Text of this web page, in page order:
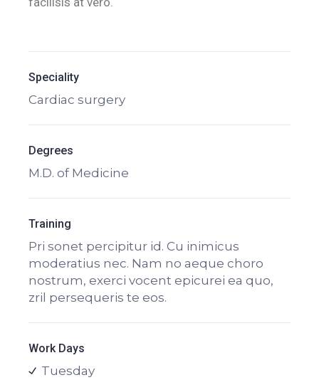
Speciality
Cardiac surgery
Degrees
M.D. of Medicine
Training
Pri sonet percipitur id. Cu inimicus
moderatius nec. Nam no aeque choro
nostrum, exerci vocent epicurei ea quo,
zril persequeris te eos.
Work Days
Tuesday